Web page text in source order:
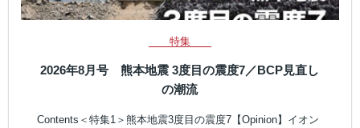
特集
2026年8月号 熊本地震 3度目の震度7／BCP見直し
の潮流
Contents＜特集1＞熊本地震3度目の震度7【Opinion】イオン